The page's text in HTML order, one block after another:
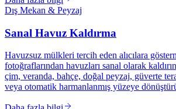
Dış Mekan & Peyzaj
Sanal Havuz Kaldırma
Havuzsuz mülkleri tercih eden alıcılara
fotoğraflarından havuzları sanal olarak
çim, veranda, bahçe, doğal peyzaj, güverte
veya otomatik harmanlanmış yüzeye